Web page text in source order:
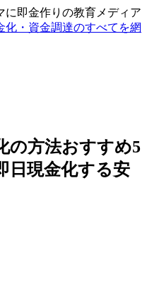
に即金作りの教育メディア
・資金調達のすべてを網
の方法おすすめ5
日現金化する安